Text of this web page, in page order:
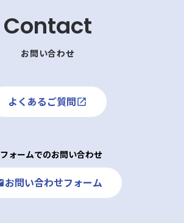
Contact
お問い合わせ
よくあるご質問
● フォームでのお問い合わせ
お問い合わせフォーム